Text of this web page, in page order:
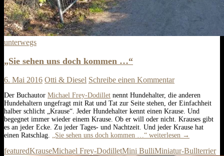
unterwegs
„Sie sehen uns doch kommen …“
6. Mai 2016 Otti & Diesel Schreibe einen Kommentar
Der Buchautor Michael Frey-Dodillet nennt Hundehalter, die anderen
Hundehaltern ungefragt mit Rat und Tat zur Seite stehen, der Einfachheit
halber schlicht „Krause“. Jeder Hundehalter kennt einen Krause. Und
begegnet immer wieder einem Krause. Ob er will oder nicht. Krauses gibt
es an jeder Ecke. Zu jeder Tages- und Nachtzeit. Und jeder Krause hat
einen Ratschlag.
„Sie sehen uns doch kommen …“ weiterlesen →
featuredKrauseMichael Frey-DodilletMini BulliMiniatur-Bullterrier